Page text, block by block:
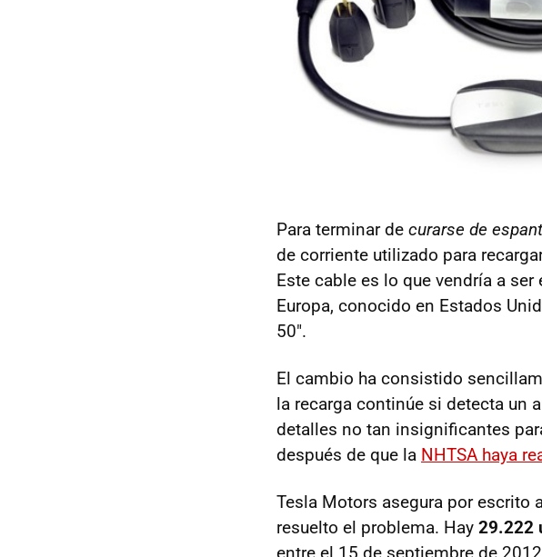
Para terminar de curarse de
de corriente utilizado para
Este cable es lo que vendría a
Europa, conocido en Estados
50".
El cambio ha consistido
la recarga continúe si detecta un
detalles no tan insignificantes
después de que la NHTSA haya
Tesla Motors asegura por escrito
resuelto el problema. Hay 29.222
entre el 15 de septiembre de